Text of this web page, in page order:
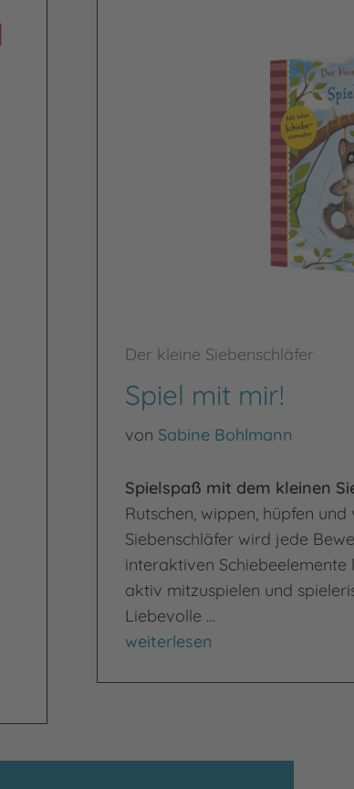
Der kleine Siebenschläfer
Spiel mit mir!
von Sabine Bohlmann
Spielspaß mit dem kleinen
Rutschen, wippen, hüpfen
Siebenschläfer wird jede
interaktiven
aktiv mitzuspielen und
Liebevolle …
Spiel mit mir!
weiterlesen